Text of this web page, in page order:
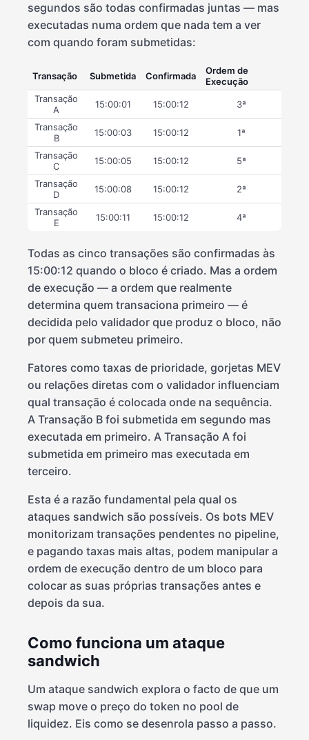
segundos são todas confirmadas juntas — mas
executadas numa ordem que nada tem a ver
com quando foram submetidas:
Transação Submetida Confirmada
Ordem de
Execução
Transação
A
15:00:01 15:00:12 3ª
Transação
B
15:00:03 15:00:12 1ª
Transação
C
15:00:05 15:00:12 5ª
Transação
D
15:00:08 15:00:12 2ª
Transação
E
15:00:11 15:00:12 4ª
Todas as cinco transações são confirmadas às
15:00:12 quando o bloco é criado. Mas a ordem
de execução — a ordem que realmente
determina quem transaciona primeiro — é
decidida pelo validador que produz o bloco, não
por quem submeteu primeiro.
Fatores como taxas de prioridade, gorjetas MEV
ou relações diretas com o validador influenciam
qual transação é colocada onde na sequência.
A Transação B foi submetida em segundo mas
executada em primeiro. A Transação A foi
submetida em primeiro mas executada em
terceiro.
Esta é a razão fundamental pela qual os
ataques sandwich são possíveis. Os bots MEV
monitorizam transações pendentes no pipeline,
e pagando taxas mais altas, podem manipular a
ordem de execução dentro de um bloco para
colocar as suas próprias transações antes e
depois da sua.
Como funciona um ataque
sandwich
Um ataque sandwich explora o facto de que um
swap move o preço do token no pool de
liquidez. Eis como se desenrola passo a passo.